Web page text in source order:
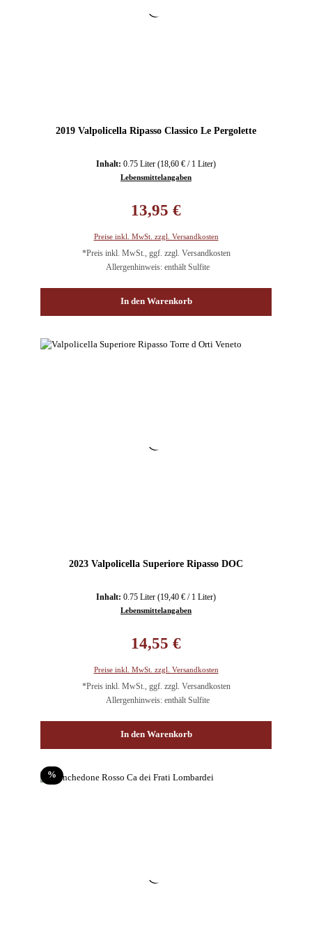
2019 Valpolicella Ripasso Classico Le Pergolette
Inhalt: 0.75 Liter (18,60 € / 1 Liter)
Lebensmittelangaben
13,95 €
Preise inkl. MwSt. zzgl. Versandkosten
*Preis inkl. MwSt., ggf. zzgl. Versandkosten
Allergenhinweis: enthält Sulfite
In den Warenkorb
2023 Valpolicella Superiore Ripasso DOC
Inhalt: 0.75 Liter (19,40 € / 1 Liter)
Lebensmittelangaben
14,55 €
Preise inkl. MwSt. zzgl. Versandkosten
*Preis inkl. MwSt., ggf. zzgl. Versandkosten
Allergenhinweis: enthält Sulfite
In den Warenkorb
%Rabatt